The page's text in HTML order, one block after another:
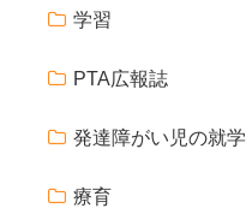
学習
PTA広報誌
発達障がい児の就学
療育